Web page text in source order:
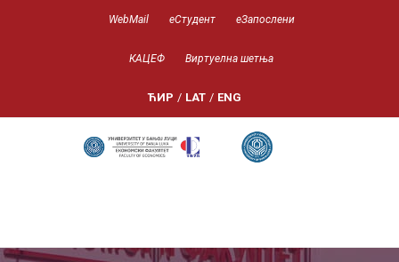
WebMail еСтудент еЗапослени
КАЦЕФ Виртуелна шетња
ЋИР / LAT / ENG